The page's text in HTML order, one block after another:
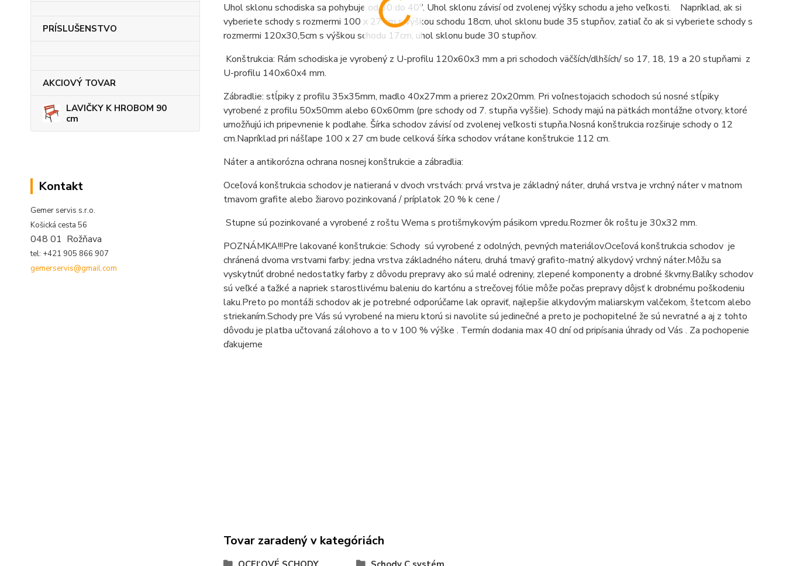
PRÍSLUŠENSTVO
AKCIOVÝ TOVAR
LAVIČKY K HROBOM 90
cm
Kontakt
Gemer servis s.r.o.
Košická cesta 56
048 01 Rožňava
tel: +421 905 866 907
gemerservis@gmail.com
Uhol sklonu schodiska sa pohybuje od 30 do 40°. Uhol sklonu závisí od zvolenej výšky schodu a jeho veľkosti.
Napríklad, ak si
vyberiete schody s rozmermi 100 x 27 cm s výškou schodu 18cm, uhol sklonu bude 35 stupňov, zatiaľ čo ak si vyberiete schody s
rozmermi 120x30,5cm s výškou schodu 17cm, uhol sklonu bude 30 stupňov.
Konštrukcia: Rám schodiska je vyrobený z U-profilu 120x60x3 mm a pri schodoch väčších/dlhších/ so 17, 18, 19 a 20 stupňami z
U-profilu 140x60x4 mm.
Zábradlie: stĺpiky z profilu 35x35mm, madlo 40x27mm a prierez 20x20mm. Pri voľnestojacich schodoch sú nosné stĺpiky
vyrobené z profilu 50x50mm alebo 60x60mm (pre schody od 7. stupňa vyššie). Schody majú na pätkách montážne otvory, ktoré
umožňujú ich pripevnenie k podlahe. Šírka schodov závisí od zvolenej veľkosti stupňa.Nosná konštrukcia rozširuje schody o 12
cm.Napríklad pri nášľape 100 x 27 cm bude celková šírka schodov vrátane konštrukcie 112 cm.
Náter a antikorózna ochrana nosnej konštrukcie a zábradlia:
Oceľová konštrukcia schodov je natieraná v dvoch vrstvách: prvá vrstva je základný náter, druhá vrstva je vrchný náter v matnom
tmavom grafite alebo žiarovo pozinkovaná / príplatok 20 % k cene /
Stupne sú pozinkované a vyrobené z roštu Wema s protišmykovým pásikom vpredu.Rozmer ôk roštu je 30x32 mm.
POZNÁMKA!!!Pre lakované konštrukcie: Schody sú vyrobené z odolných, pevných materiálov.Oceľová konštrukcia schodov je
chránená dvoma vrstvami farby: jedna vrstva základného náteru, druhá tmavý grafito-matný alkydový vrchný náter.Môžu sa
vyskytnúť drobné nedostatky farby z dôvodu prepravy ako sú malé odreniny, zlepené komponenty a drobné škvrny.Balíky schodov
sú veľké a ťažké a napriek starostlivému baleniu do kartónu a strečovej fólie môže počas prepravy dôjsť k drobnému poškodeniu
laku.Preto po montáži schodov ak je potrebné odporúčame lak opraviť, najlepšie alkydovým maliarskym valčekom, štetcom alebo
striekaním.Schody pre Vás sú vyrobené na mieru ktorú si navolite sú jedinečné a preto je pochopitelné že sú nevratné a aj z tohto
dôvodu je platba učtovaná zálohovo a to v 100 % výške . Termín dodania max 40 dní od pripísania úhrady od Vás . Za pochopenie
ďakujeme
Tovar zaradený v kategóriách